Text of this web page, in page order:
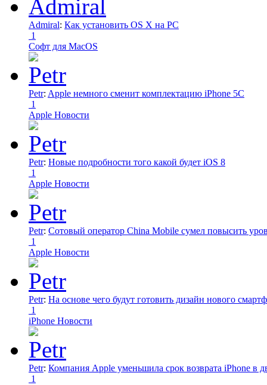
Admiral: Как установить OS X на PC
1
Софт для MacOS
Petr: Apple немного сменит комплектацию iPhone 5C
1
Apple Новости
Petr: Новые подробности того какой будет iOS 8
1
Apple Новости
Petr: Сотовый оператор China Mobile сумел повысить
1
Apple Новости
Petr: На основе чего будут готовить дизайн нового
1
iPhone Новости
Petr: Компания Apple уменьшила срок возврата iPhone в
1